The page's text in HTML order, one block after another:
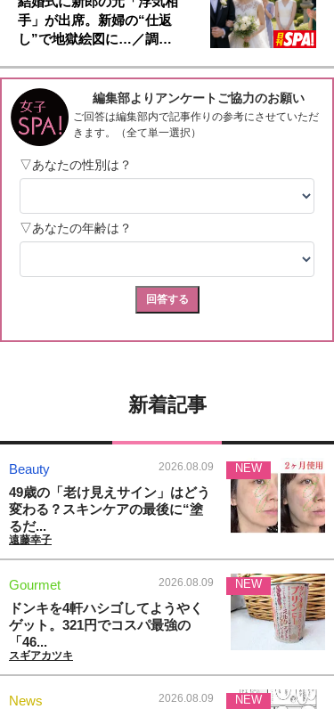
手」が出席。新婦の“仕返
し”で地獄絵図に…／調…
新着記事
Beauty 2026.08.09
49歳の「老け見えサイン」はどう
変わる？スキンケアの最後に“塗
るだ...
遠藤幸子
NEW
Gourmet 2026.08.09
ドンキを4軒ハシゴしてようやく
ゲット。321円でコスパ最強の
「46...
スギアカツキ
NEW
News 2026.08.09 NEW